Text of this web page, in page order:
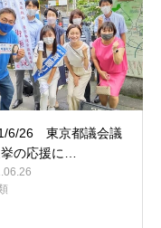
6/26 東京都議会議
の応援に…